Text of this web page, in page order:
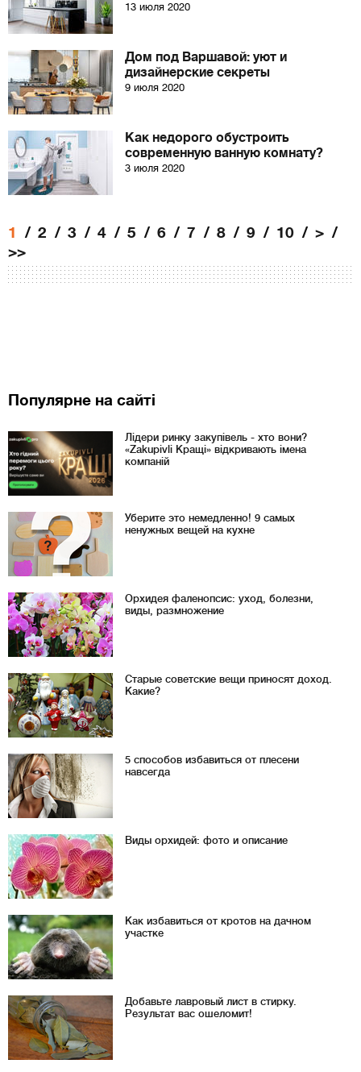
13 июля 2020
Дом под Варшавой: уют и
дизайнерские секреты
9 июля 2020
Как недорого обустроить
современную ванную комнату?
3 июля 2020
1 2 3 4 5 6 7 8 9 10
>
>>
Популярне на сайті
Лідери ринку закупівель - хто вони?
«Zakupivli Кращі» відкривають імена
компаній
Уберите это немедленно! 9 самых
ненужных вещей на кухне
Орхидея фаленопсис: уход, болезни,
виды, размножение
Старые советские вещи приносят доход.
Какие?
5 способов избавиться от плесени
навсегда
Виды орхидей: фото и описание
Как избавиться от кротов на дачном
участке
Добавьте лавровый лист в стирку.
Результат вас ошеломит!